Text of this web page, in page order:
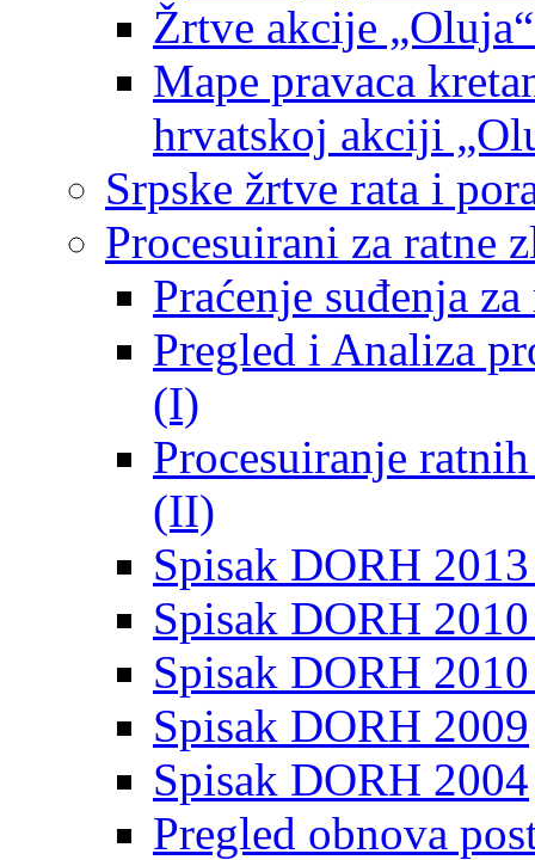
Žrtve akcije
Mape pravaca
hrvatskoj akciji
Srpske žrtve rata i
Procesuirani za ratne
Praćenje suđenja
Pregled i Analiza
(I)
Procesuiranje
(II)
Spisak DORH
Spisak DORH
Spisak DORH
Spisak DORH 2009
Spisak DORH 2004
Pregled obnova